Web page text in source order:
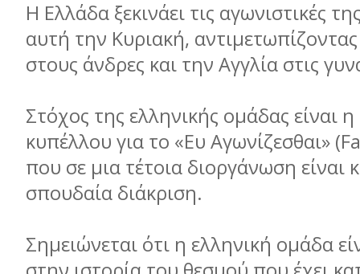
Η Ελλάδα ξεκινάει τις αγωνιστικές
αυτή την Κυριακή,
στους άνδρες και την Αγγλία στις
Στόχος της ελληνικής ομάδας είναι
κυπέλλου για το «Ευ Αγωνίζεσθαι»
που σε μια τέτοια διοργάνωση είναι
σπουδαία διάκριση.
Σημειώνεται ότι η ελληνική ομάδα